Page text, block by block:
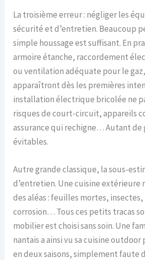
La troisième erreur : négliger les
sécurité et d’entretien. Beaucoup
simple houssage est suffisant. En
armoire étanche, raccordement
ou ventilation adéquate pour le
apparaîtront dès les premières
installation électrique bricolée ne
risques de court-circuit, appareils
assurance qui rechigne… Autant de
évitables.
Autre grande classique, la sous-
d’entretien. Une cuisine extérieure
des aléas : feuilles mortes, insectes,
corrosion… Tous ces petits tracas
mobilier est choisi sans soin. Une
nantais a ainsi vu sa cuisine
en deux saisons, simplement faute